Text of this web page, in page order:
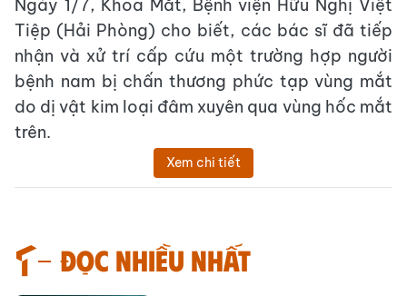
Ngày 1/7, Khoa Mắt, Bệnh viện Hữu Nghị Việt
Tiệp (Hải Phòng) cho biết, các bác sĩ đã tiếp
nhận và xử trí cấp cứu một trường hợp người
bệnh nam bị chấn thương phức tạp vùng mắt
do dị vật kim loại đâm xuyên qua vùng hốc mắt
trên.
Xem chi tiết
Đọc nhiều nhất